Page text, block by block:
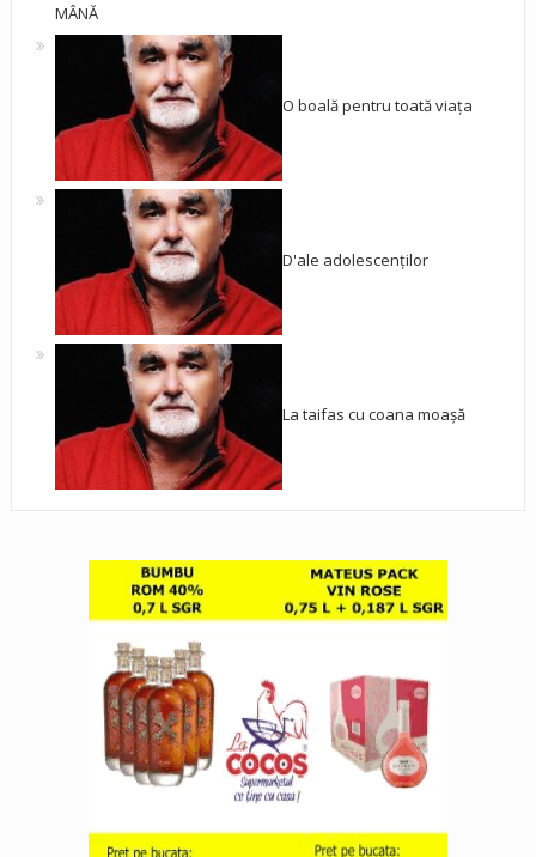
MÂNĂ
O boală pentru toată viața
D'ale adolescenților
La taifas cu coana moașă